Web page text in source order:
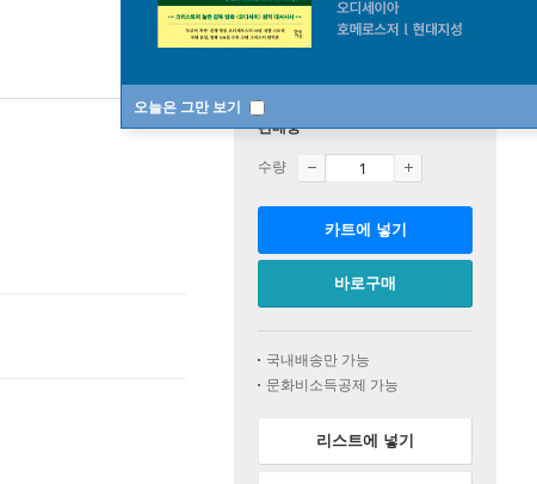
오늘은 그만 보기
판매중
수량
카트에 넣기
바로구매
국내배송만 가능
문화비소득공제 가능
리스트에 넣기